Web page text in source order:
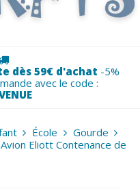
dès 59€ d'achat -5%
avec le code :
École
Gourde
Eliott Contenance de